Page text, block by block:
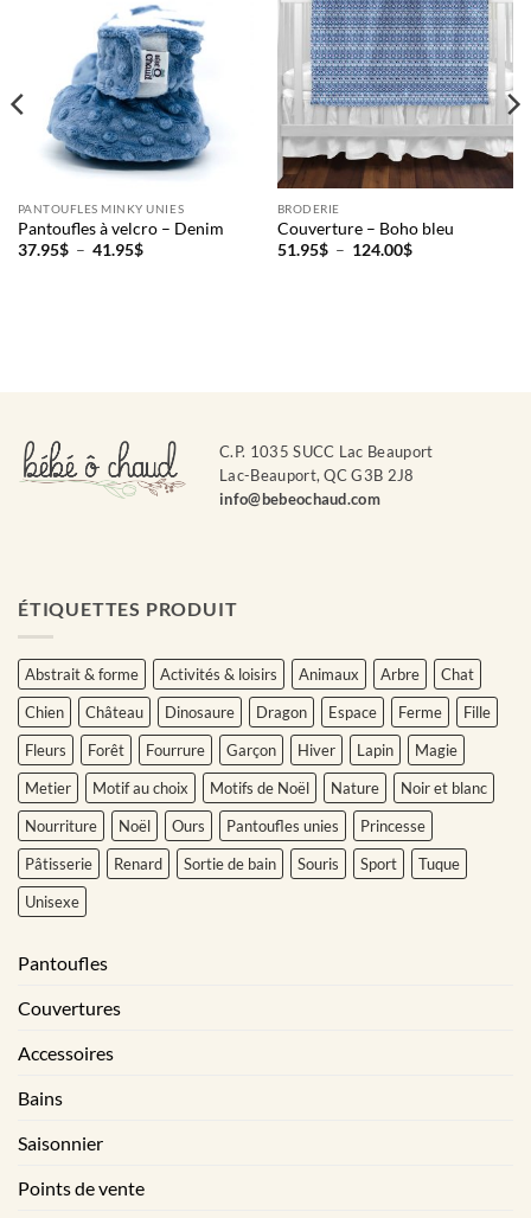
PANTOUFLES MINKY UNIES
Pantoufles à velcro – Denim
37.95$ – 41.95$Plage
BRODERIE
Couverture – Boho bleu
51.95$ – 124.00$Plage
C.P. 1035 SUCC Lac Beauport
Lac-Beauport, QC G3B 2J8
info@bebeochaud.com
ÉTIQUETTES PRODUIT
Abstrait & forme Activités & loisirs Animaux Arbre
Chat
Chien
Château Dinosaure Dragon Espace Ferme
Fille
Fleurs
Forêt Fourrure Garçon Hiver Lapin
Magie
Metier
Motif au choix Motifs de Noël Nature
Noir et blanc
Nourriture
Noël Ours Pantoufles unies
Princesse
Pâtisserie
Renard Sortie de bain Souris Sport
Tuque
Unisexe
Pantoufles
Couvertures
Accessoires
Bains
Saisonnier
Points de vente